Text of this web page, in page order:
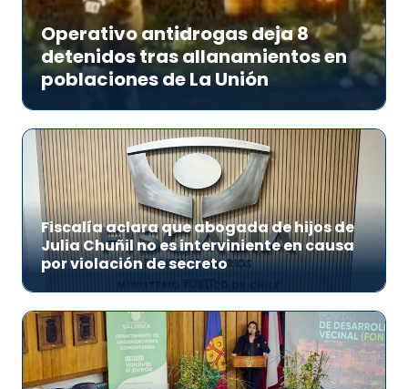
Operativo antidrogas deja 8
detenidos tras allanamientos en
poblaciones de La Unión
Fiscalía aclara que abogada de hijos de
Julia Chuñil no es interviniente en causa
por violación de secreto